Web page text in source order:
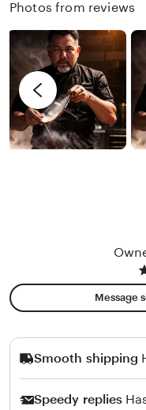
I
y
R
e
n
y
r
e
v
i
w
b
l
o
Photos from reviews
Message
Smooth shipping
Speedy replies